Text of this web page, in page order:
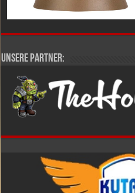
Unsere Partner: